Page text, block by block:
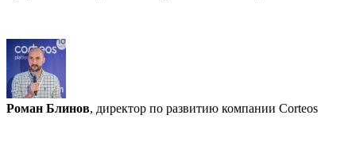
Роман Блинов, директор по развитию компании Corteos